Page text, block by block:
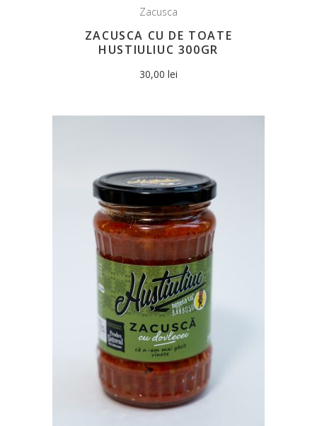
Zacusca
ZACUSCA CU DE TOATE
HUSTIULIUC 300GR
30,00 lei